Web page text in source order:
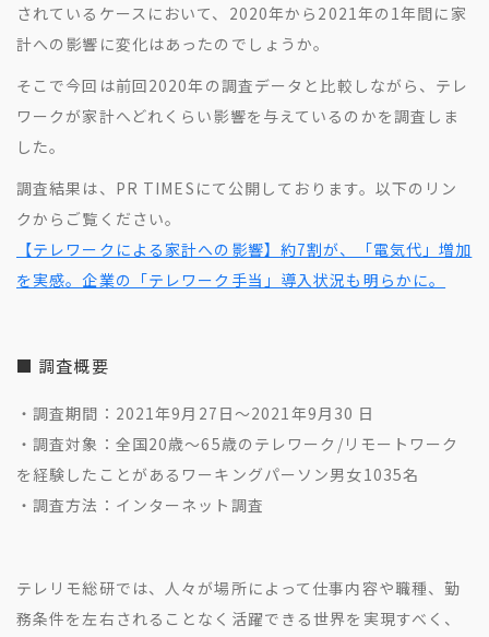
されているケースにおいて、2020年から2021年の1年間に家
計への影響に変化はあったのでしょうか。
そこで今回は前回2020年の調査データと比較しながら、テレ
ワークが家計へどれくらい影響を与えているのかを調査しま
した。
調査結果は、PR TIMESにて公開しております。以下のリン
クからご覧ください。
【テレワークによる家計への影響】約7割が、「電気代」増加
を実感。企業の「テレワーク手当」導入状況も明らかに。
■ 調査概要
・調査期間：2021年9月27日～2021年9月30 日
・調査対象：全国20歳〜65歳のテレワーク/リモートワーク
を経験したことがあるワーキングパーソン男女1035名
・調査方法：インターネット調査
テレリモ総研では、人々が場所によって仕事内容や職種、勤
務条件を左右されることなく活躍できる世界を実現すべく、